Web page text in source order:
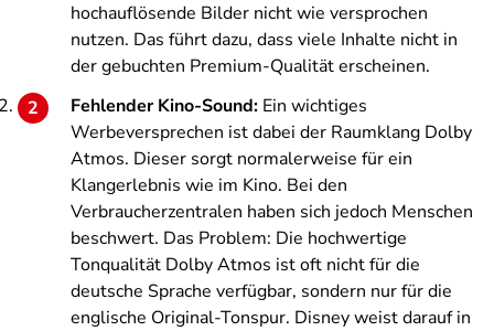
hochauflösende Bilder nicht wie versprochen
nutzen. Das führt dazu, dass viele Inhalte nicht in
der gebuchten Premium-Qualität erscheinen.
Fehlender Kino-Sound: Ein wichtiges
Werbeversprechen ist dabei der Raumklang Dolby
Atmos. Dieser sorgt normalerweise für ein
Klangerlebnis wie im Kino. Bei den
Verbraucherzentralen haben sich jedoch Menschen
beschwert. Das Problem: Die hochwertige
Tonqualität Dolby Atmos ist oft nicht für die
deutsche Sprache verfügbar, sondern nur für die
englische Original-Tonspur. Disney weist darauf in